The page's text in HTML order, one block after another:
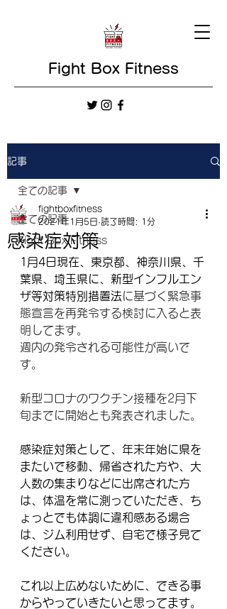
Fight Box Fitness
記事
全ての記事
Fight Box Fitness
全ての記事
感染症対策
fightboxfitness
2021年1月5日 読了時間: 1分
1月4日現在、東京都、神奈川県、千
葉県、埼玉県に、新型インフルエン
ザ等対策特別措置法に基づく緊急事
態宣言を再発令する検討に入ると表
明してます。
週内の発令される可能性が高いで
す。
新型コロナのワクチン接種を2月下
旬までに開始とも発表されました。
感染症対策として、年末年始に県を
またいで移動、帰省された方や、大
人数の集まりなどに出席された方
は、体温を常に測っていただき、ち
ょっとでも体調に違和感ある場合
は、ジム利用せず、自宅で様子見て
ください。
これ以上広めないために、できる事
からやっていきたいと思ってます。